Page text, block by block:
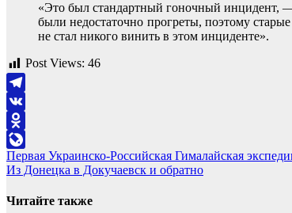
«Это был стандартный гоночный инцидент,
были недостаточно прогреты, поэтому
не стал никого винить в этом инциденте».
Post Views: 46
Telegram
VK
Odnoklassniki
LiveJournal
Навигация
по
записям
Первая Украинско-Российская Гималайская
Из Донецка в Докучаевск и обратно
Читайте также